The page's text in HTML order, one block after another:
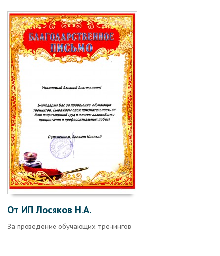
От ИП Лосяков Н.А.
За проведение обучающих тренингов